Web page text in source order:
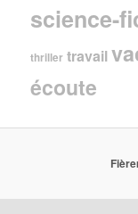
science-
thriller travail
écoute